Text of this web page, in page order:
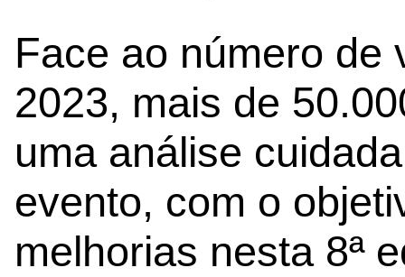
Face ao número de
2023, mais de
uma análise
evento, com o
melhorias nesta 8ª